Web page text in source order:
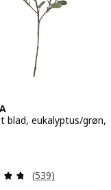
i alt:
blad, eukalyptus/grøn,
Anmeld: 4.7 ud
(539)